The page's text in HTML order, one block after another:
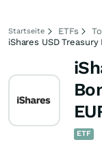
Startseite ETFs
iShares USD
ETF